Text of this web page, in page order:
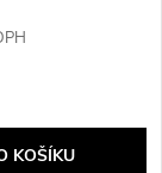
KOŠÍKU